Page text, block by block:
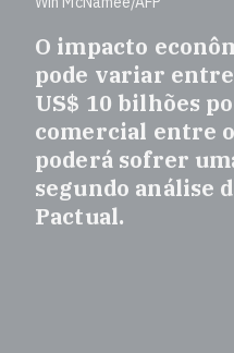
O impacto
pode variar
US$ 10 bilhões
comercial entre
poderá sofrer
segundo análise
Pactual.